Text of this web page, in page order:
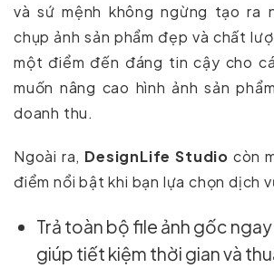
và sứ mệnh không ngừng tạo ra
chụp ảnh sản phẩm đẹp và chất
một điểm đến đáng tin cậy cho
muốn nâng cao hình ảnh sản
doanh thu.
Ngoài ra, DesignLife Studio còn
điểm nổi bật khi bạn lựa chọn dịch
Trả toàn bộ file ảnh gốc ngay
giúp tiết kiệm thời gian và